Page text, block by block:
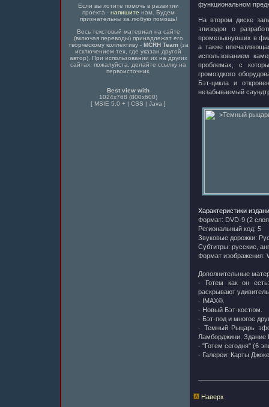
Если вы хотите помочь в развитии
проекта - напишите нам. Будем
признательны за любую помощь!
Весь текстовый материал на сайте
(включая переводы) принадлежат его
творческому коллективу - MCRH Team(за
исключением тех, где указан другой
автор). При использовании их на других
сайтах, пожалуйста, делайте ссылку на
первоисточник.
Best view with
1024x768 (800x600)
[ MSIE 5.0 + | CSS | Java ]
функциональном
На втором диске
эпизодов о
промелькнувших в
а также
использованием
проблемах, с
громоздкого
Бэт-цикла и
незабываемый
Характеристики
Формат: DVD-9 (2
Региональный код: 5
Звуковые дорожки:
Субтитры: русские,
Формат изображения:
Дополнительные
- Готем как он
раскрывают
- IMAX®.
- Новый Бэт-костюм.
- Бэт-под и многое
- Темный Рыцарь
Ламборджини,
- "Готем сегодня" (6
- Галереи: Карты
Наверх